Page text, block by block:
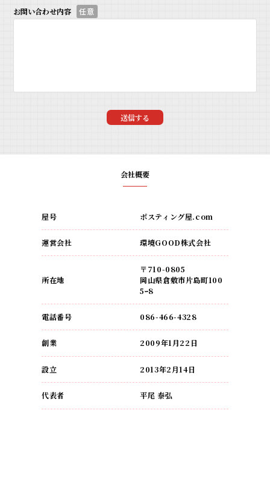
お問い合わせ内容 任意
会社概要
屋号 ポスティング屋.com
運営会社 環境GOOD株式会社
所在地
〒710-0805
岡山県倉敷市片島町100
5ｰ8
電話番号 086-466-4328
創業 2009年1月22日
設立 2013年2月14日
代表者 平尾 泰弘